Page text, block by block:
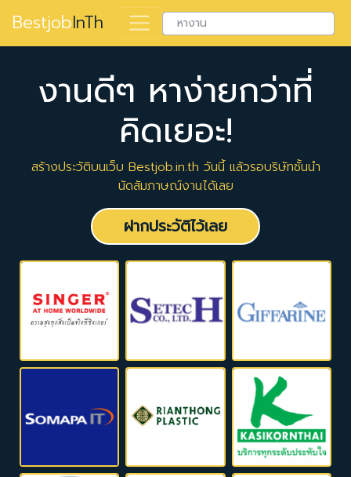
BestjobInTh
งานดีๆ หาง่ายกว่าที่
คิดเยอะ!
สร้างประวัติบนเว็บ Bestjob.in.th วันนี้ แล้วรอบริษัทชั้นนำ
นัดสัมภาษณ์งานได้เลย
ฝากประวัติไว้เลย